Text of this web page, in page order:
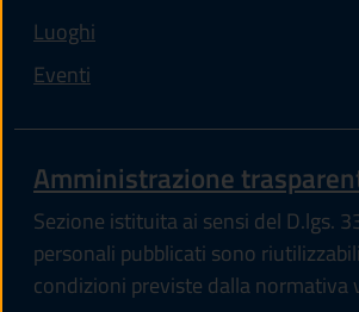
Luoghi
Eventi
Amministrazione
Sezione istituita ai sensi del D.lgs.
personali pubblicati sono
condizioni previste dalla normativa